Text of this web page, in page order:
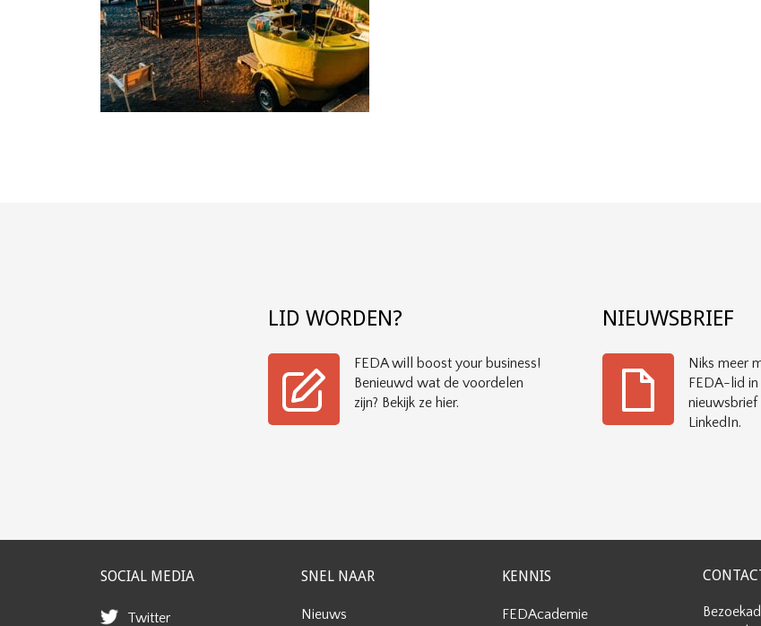
LID WORDEN?
FEDA will boost your business!
Benieuwd wat de voordelen
zijn? Bekijk ze hier.
NIEUWSBRIEF
Niks meer
FEDA-lid
LinkedIn.
SOCIAL MEDIA
Twitter
SNEL NAAR
Nieuws
KENNIS
FEDAcademie